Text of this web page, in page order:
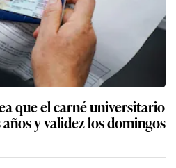
que el carné universitario
y validez los domingos